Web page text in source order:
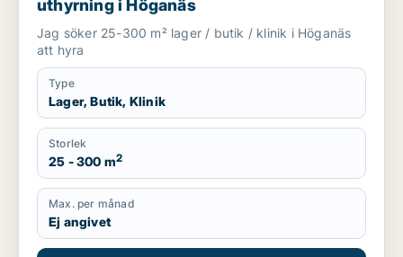
uthyrning i Höganäs
Jag söker 25-300 m² lager / butik / klinik i Höganäs
att hyra
Type
Lager, Butik, Klinik
Storlek
25 - 300 m2
Max. per månad
Ej angivet